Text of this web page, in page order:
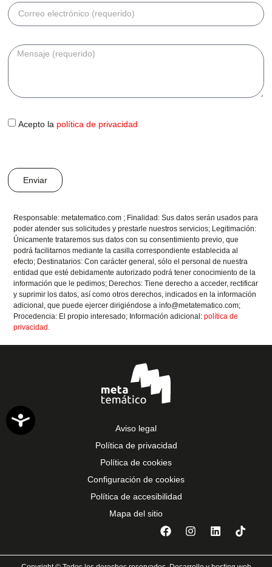
Accesibilidad
Acepto la política de privacidad
Enviar
Responsable: metatematico.com ; Finalidad: Sus datos serán usados para
poder atender sus solicitudes y prestarle nuestros servicios; Legitimación:
Únicamente trataremos sus datos con su consentimiento previo, que
podrá facilitarnos mediante la casilla correspondiente establecida al
efecto; Destinatarios: Con carácter general, sólo el personal de nuestra
entidad que esté debidamente autorizado podrá tener conocimiento de la
información que le pedimos; Derechos: Tiene derecho a acceder, rectificar
y suprimir los datos, así como otros derechos, indicados en la información
adicional, que puede ejercer dirigiéndose a info@metatematico.com;
Procedencia: El propio interesado; Información adicional:política de
privacidad.
Aviso legal
Política de privacidad
Política de cookies
Configuración de cookies
Política de accesibilidad
Mapa del sitio